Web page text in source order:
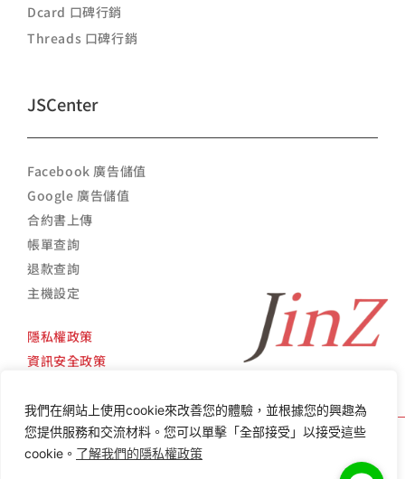
我們在網站上使用cookie來改善您的體驗，並根據您的興趣為
您提供服務和交流材料。您可以單擊「全部接受」以接受這些
cookie。 了解我們的隱私權政策
Dcard 口碑行銷
Threads 口碑行銷
JSCenter
Facebook 廣告儲值
Google 廣告儲值
合約書上傳
帳單查詢
退款查詢
主機設定
隱私權政策
資訊安全政策
Copyright ©2014 -